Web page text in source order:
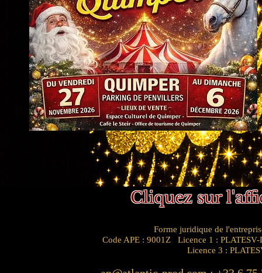
Cliquez sur
Forme juridique de
Code APE : 9001Z Licence 1 :
Licence 3 :